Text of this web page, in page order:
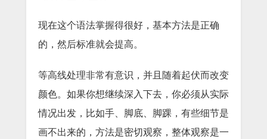
现在这个语法掌握得很好，基本方法是正确
的，然后标准就会提高。
等高线处理非常有意识，并且随着起伏而改变
颜色。如果你想继续深入下去，你必须从实际
情况出发，比如手、脚底、脚踝，有些细节是
画不出来的，方法是密切观察，整体观察是一